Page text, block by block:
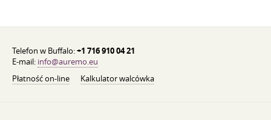
Telefon w Buffalo:+1 716 910 04 21
E-mail: info@auremo.eu
Płatność on-line
Kalkulator walcówka